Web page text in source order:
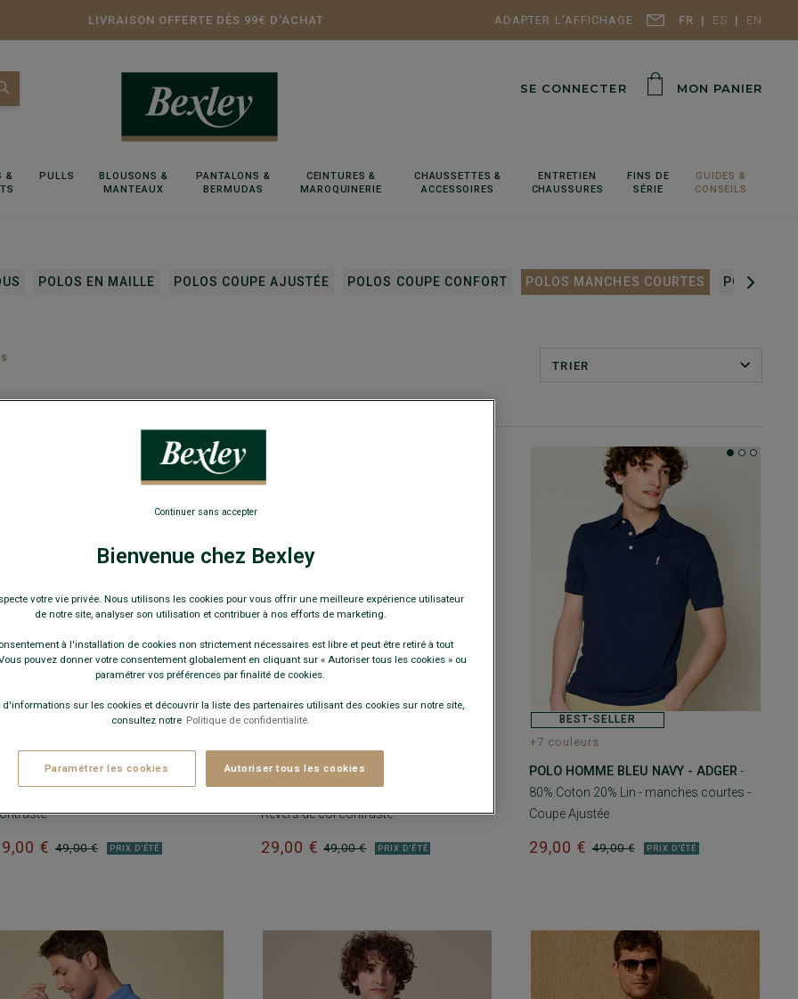
FR ES EN
LIVRAISON OFFERTE DÈS 99€ D'ACHAT ADAPTER L'AFFICHAGE
SE CONNECTER MON PANIER
&
PULLS
BLOUSONS &
MANTEAUX
PANTALONS &
BERMUDAS
CEINTURES &
MAROQUINERIE
CHAUSSETTES &
ACCESSOIRES
ENTRETIEN
CHAUSSURES
FINS DE
SÉRIE
GUIDES &
CONSEILS
POLOS EN MAILLE POLOS COUPE AJUSTÉE POLOS COUPE CONFORT POLOS MANCHES COURTES POLOS
TRIER
HOMME NOIR - ANDY II- 100%
bio - Coupe Ajustée - Revers de col
49,00 €
€ PRIX D'ÉTÉ
POLO HOMME ROUGE SOMBRE - ANDY
II- 100% coton bio - Coupe Ajustée -
Revers de col contrasté
49,00 €
29,00 € PRIX D'ÉTÉ
BEST-SELLER
+7 couleurs
POLO HOMME BLEU NAVY - ADGER -
80% Coton 20% Lin - manches courtes -
Coupe Ajustée
49,00 €
29,00 € PRIX D'ÉTÉ
Bienvenue chez Bexley
votre vie privée. Nous utilisons les cookies pour vous offrir une meilleure expérience utilisateur
de notre site, analyser son utilisation et contribuer à nos efforts de marketing.
à l'installation de cookies non strictement nécessaires est libre et peut être retiré à tout
pouvez donner votre consentement globalement en cliquant sur « Autoriser tous les cookies » ou
paramétrer vos préférences par finalité de cookies.
d'informations sur les cookies et découvrir la liste des partenaires utilisant des cookies sur notre site,
consultez notre Politique de confidentialité.
Paramétrer les cookies Autoriser tous les cookies
Continuer sans accepter